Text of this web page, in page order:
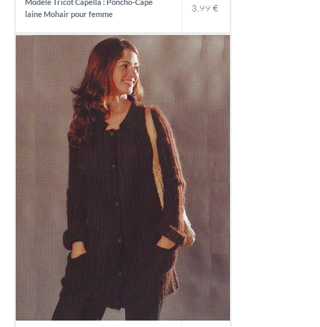
3,99 €
Modele Tricot Capella : Poncho-Cape
laine Mohair pour femme